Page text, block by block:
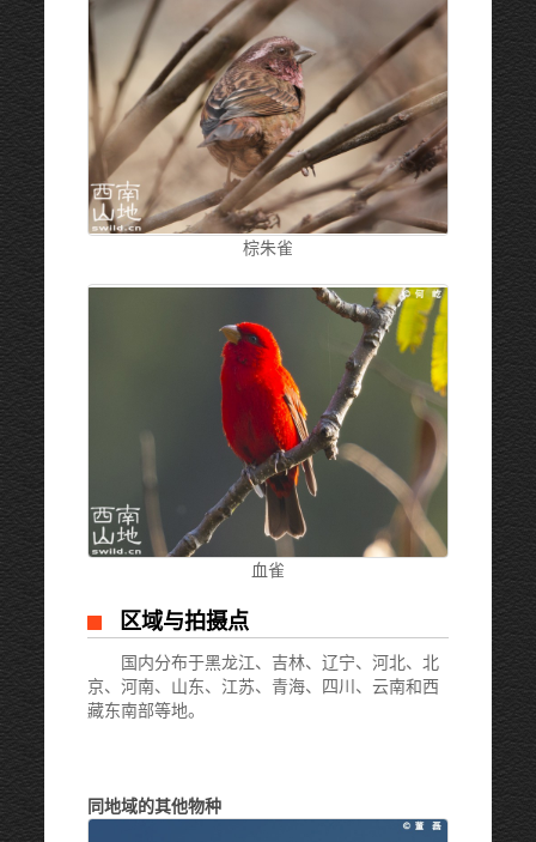
棕朱雀
血雀
区域与拍摄点
国内分布于黑龙江、吉林、辽宁、河北、北
京、河南、山东、江苏、青海、四川、云南和西
藏东南部等地。
同地域的其他物种